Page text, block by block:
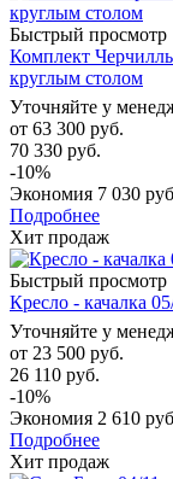
Быстрый просмотр
Комплект
круглым столом
Уточняйте у
от 63 300 руб.
70 330 руб.
-10%
Экономия 7 030
Подробнее
Хит продаж
Быстрый просмотр
Кресло - качалка
Уточняйте у
от 23 500 руб.
26 110 руб.
-10%
Экономия 2 610
Подробнее
Хит продаж